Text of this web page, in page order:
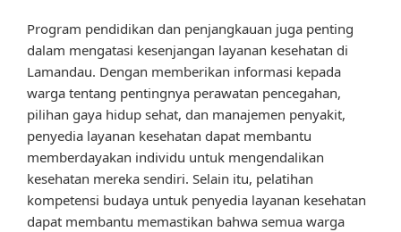
Program pendidikan dan penjangkauan juga penting
dalam mengatasi kesenjangan layanan kesehatan di
Lamandau. Dengan memberikan informasi kepada
warga tentang pentingnya perawatan pencegahan,
pilihan gaya hidup sehat, dan manajemen penyakit,
penyedia layanan kesehatan dapat membantu
memberdayakan individu untuk mengendalikan
kesehatan mereka sendiri. Selain itu, pelatihan
kompetensi budaya untuk penyedia layanan kesehatan
dapat membantu memastikan bahwa semua warga